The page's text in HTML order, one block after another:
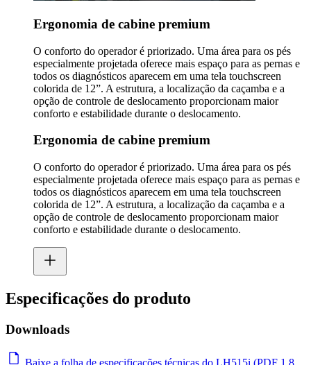
Ergonomia de cabine premium
O conforto do operador é priorizado. Uma área para os pés
especialmente projetada oferece mais espaço para as pernas e
todos os diagnósticos aparecem em uma tela touchscreen
colorida de 12”. A estrutura, a localização da caçamba e a
opção de controle de deslocamento proporcionam maior
conforto e estabilidade durante o deslocamento.
Ergonomia de cabine premium
O conforto do operador é priorizado. Uma área para os pés
especialmente projetada oferece mais espaço para as pernas e
todos os diagnósticos aparecem em uma tela touchscreen
colorida de 12”. A estrutura, a localização da caçamba e a
opção de controle de deslocamento proporcionam maior
conforto e estabilidade durante o deslocamento.
Especificações do produto
Downloads